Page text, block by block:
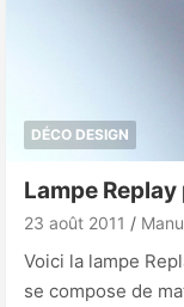
DÉCO DESIGN
Lampe
23 août 2011
Voici la lampe
se compose de